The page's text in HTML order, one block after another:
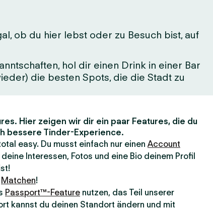
ob du hier lebst oder zu Besuch bist, auf
hol dir einen Drink in einer Bar
die besten Spots, die die Stadt zu
Hier zeigen wir dir ein paar Features, die du
bessere Tinder-Experience.
easy. Du musst einfach nur einenAccount
Interessen, Fotos und eine Bio deinem Profil
Matchen!
Passport™-Feature nutzen, das Teil unserer
kannst du deinen Standort ändern und mit